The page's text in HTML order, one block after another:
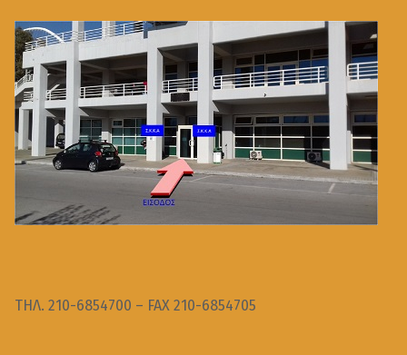
ΤΗΛ. 210-6854700 – FAX 210-6854705